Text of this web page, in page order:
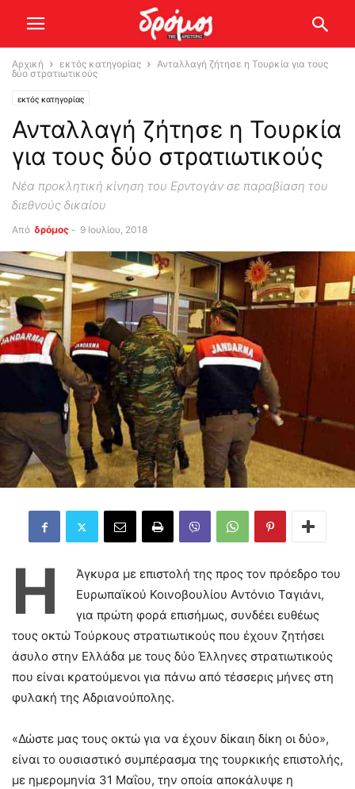
Αρχική εκτός κατηγορίας
Ανταλλαγή ζήτησε η Τουρκία για τους
δύο στρατιωτικούς
εκτός κατηγορίας
Ανταλλαγή ζήτησε η Τουρκία
για τους δύο στρατιωτικούς
Νέα προκλητική κίνηση του Ερντογάν σε παραβίαση του
διεθνούς δικαίου
Από δρόμος - 9 Ιουλίου, 2018
Η
Άγκυρα με επιστολή της προς τον πρόεδρο του
Ευρωπαϊκού Κοινοβουλίου Αντόνιο Ταγιάνι,
για πρώτη φορά επισήμως, συνδέει ευθέως
τους οκτώ Τούρκους στρατιωτικούς που έχουν ζητήσει
άσυλο στην Ελλάδα με τους δύο Έλληνες στρατιωτικούς
που είναι κρατούμενοι για πάνω από τέσσερις μήνες στη
φυλακή της Αδριανούπολης.
«Δώστε μας τους οκτώ για να έχουν δίκαιη δίκη οι δύο»,
είναι το ουσιαστικό συμπέρασμα της τουρκικής επιστολής,
με ημερομηνία 31 Μαΐου, την οποία αποκάλυψε η